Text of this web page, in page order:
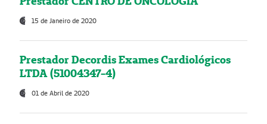
15 de Janeiro de 2020
Prestador Decordis Exames Cardiológicos
LTDA (51004347-4)
01 de Abril de 2020